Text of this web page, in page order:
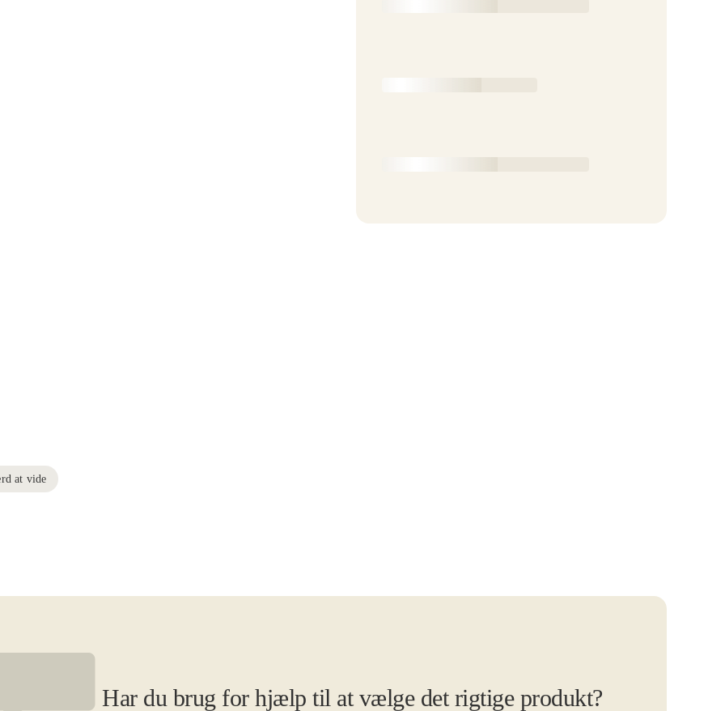
at vide
Har du brug for hjælp til at vælge det rigtige produkt?